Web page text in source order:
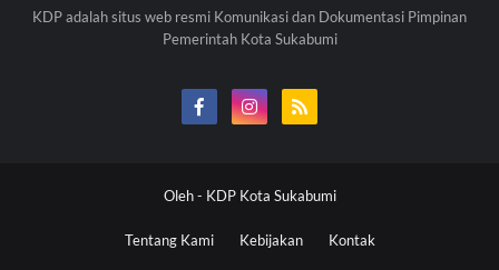
KDP adalah situs web resmi Komunikasi dan Dokumentasi Pimpinan
Pemerintah Kota Sukabumi
Oleh - KDP Kota Sukabumi
Tentang Kami Kebijakan Kontak